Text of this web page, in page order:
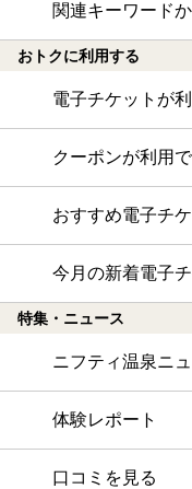
関連キーワード
おトクに利用する
電子チケットが
クーポンが利用
おすすめ電子チ
今月の新着電子
特集・ニュース
ニフティ温泉ニ
体験レポート
口コミを見る